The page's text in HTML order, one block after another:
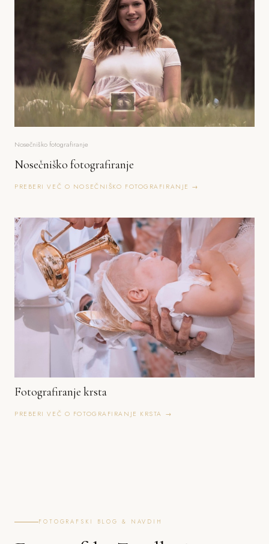
Nosečniško fotografiranje
Nosečniško fotografiranje
PREBERI VEČ O NOSEČNIŠKO FOTOGRAFIRANJE →
Fotografiranje krsta
PREBERI VEČ O FOTOGRAFIRANJE KRSTA →
FOTOGRAFSKI BLOG & NAVDIH